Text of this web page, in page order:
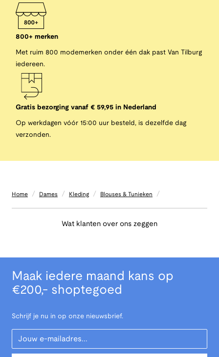
800+ merken
Met ruim 800 modemerken onder één dak past Van Tilburg
iedereen.
Gratis bezorging vanaf € 59,95 in Nederland
Op werkdagen vóór 15:00 uur besteld, is dezelfde dag
verzonden.
Home / Dames / Kleding / Blouses & Tunieken /
Wat klanten over ons zeggen
Maak iedere maand kans op
€200,- shoptegoed
Schrijf je nu in op onze nieuwsbrief.
Your Email